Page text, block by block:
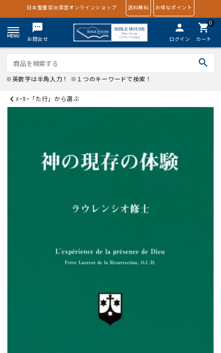
日本聖書協会直営オンラインショップ 送料無料 お得なポイント
textsms
お問合せ
person
ログイン
0
shopping_cart
カート
search
※英数字は半角入力！ ※１つのキーワードで検索！
ﾒｰｶｰ「た行」から選ぶ